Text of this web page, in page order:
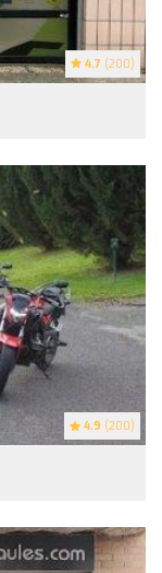
4.7 (200)
4.9 (200)